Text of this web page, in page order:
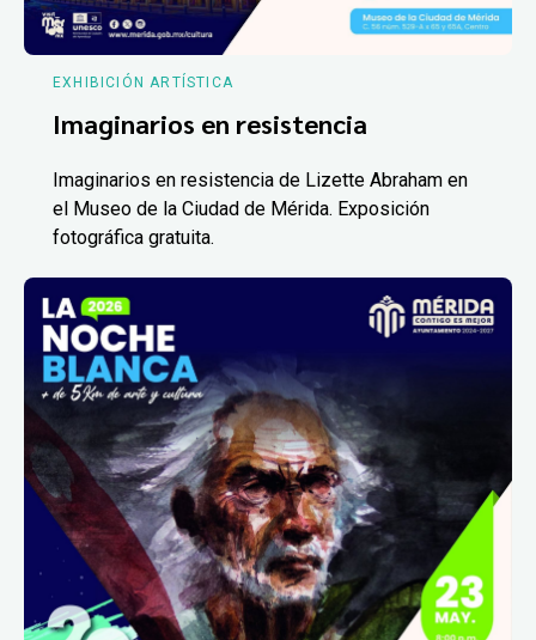
EXHIBICIÓN ARTÍSTICA
Imaginarios en resistencia
Imaginarios en resistencia de Lizette Abraham en
el Museo de la Ciudad de Mérida. Exposición
fotográfica gratuita.